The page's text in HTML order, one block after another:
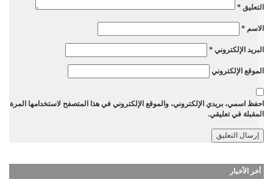
التعليق *
الاسم *
البريد الإلكتروني *
الموقع الإلكتروني
احفظ اسمي، بريدي الإلكتروني، والموقع الإلكتروني في هذا المتصفح لاستخدامها المرة
المقبلة في تعليقي.
أخر الأخبار